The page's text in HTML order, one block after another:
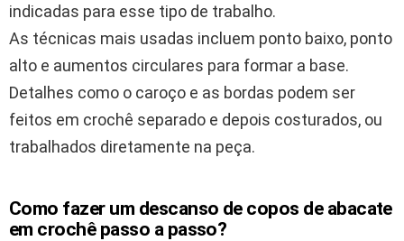
indicadas para esse tipo de trabalho.
As técnicas mais usadas incluem ponto baixo, ponto
alto e aumentos circulares para formar a base.
Detalhes como o caroço e as bordas podem ser
feitos em crochê separado e depois costurados, ou
trabalhados diretamente na peça.
Como fazer um descanso de copos de abacate
em crochê passo a passo?